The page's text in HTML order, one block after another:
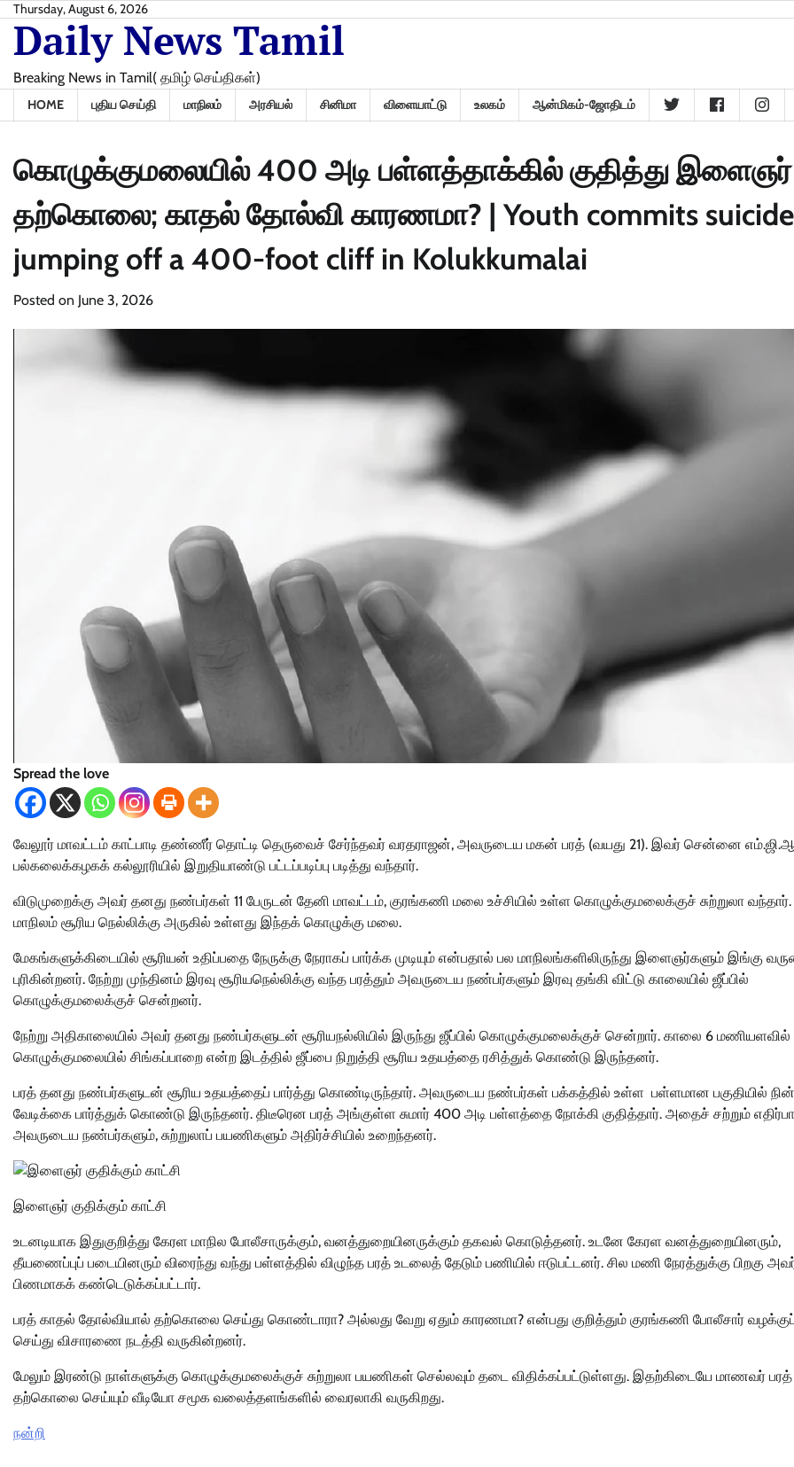
Skip
content
Thursday, August 6, 2026
Daily News Tamil
Breaking News in Tamil( தமிழ் செய்திகள்)
HOME புதிய செய்தி மாநிலம் அரசியல் சினிமா விளையாட்டு உலகம் ஆன்மிகம்-ஜோதிடம்
கொழுக்குமலையில் 400 அடி பள்ளத்தாக்கில் குதித்து இளைஞர்
தற்கொலை; காதல் தோல்வி காரணமா? | Youth commits
jumping off a 400-foot cliff in Kolukkumalai
Posted on June 3, 2026
Spread the love
வேலூர் மாவட்டம் காட்பாடி தண்ணீர் தொட்டி தெருவைச் சேர்ந்தவர் வரதராஜன், அவருடைய மகன் பரத் (வயது 21). இவர் சென்னை
பல்கலைக்கழகக் கல்லூரியில் இறுதியாண்டு பட்டப்படிப்பு படித்து வந்தார்.
விடுமுறைக்கு அவர் தனது நண்பர்கள் 11 பேருடன் தேனி மாவட்டம், குரங்கணி மலை உச்சியில் உள்ள கொழுக்குமலைக்குச் சுற்றுலா
மாநிலம் சூரிய நெல்லிக்கு அருகில் உள்ளது இந்தக் கொழுக்கு மலை.
மேகங்களுக்கிடையில் சூரியன் உதிப்பதை நேருக்கு நேராகப் பார்க்க முடியும் என்பதால் பல மாநிலங்களிலிருந்து இளைஞர்களும் இங்கு
புரிகின்றனர். நேற்று முந்தினம் இரவு சூரியநெல்லிக்கு வந்த பரத்தும் அவருடைய நண்பர்களும் இரவு தங்கி விட்டு காலையில் ஜீப்பில்
கொழுக்குமலைக்குச் சென்றனர்.
நேற்று அதிகாலையில் அவர் தனது நண்பர்களுடன் சூரியநல்லியில் இருந்து ஜீப்பில் கொழுக்குமலைக்குச் சென்றார். காலை 6 மணியளவில்
கொழுக்குமலையில் சிங்கப்பாறை என்ற இடத்தில் ஜீப்பை நிறுத்தி சூரிய உதயத்தை ரசித்துக் கொண்டு இருந்தனர்.
பரத் தனது நண்பர்களுடன் சூரிய உதயத்தைப் பார்த்து கொண்டிருந்தார். அவருடைய நண்பர்கள் பக்கத்தில் உள்ள பள்ளமான பகுதியில்
வேடிக்கை பார்த்துக் கொண்டு இருந்தனர். திடீரென பரத் அங்குள்ள சுமார் 400 அடி பள்ளத்தை நோக்கி குதித்தார். அதைச் சற்றும்
அவருடைய நண்பர்களும், சுற்றுலாப் பயணிகளும் அதிர்ச்சியில் உறைந்தனர்.
இளைஞர் குதிக்கும் காட்சி
உடனடியாக இதுகுறித்து கேரள மாநில போலீசாருக்கும், வனத்துறையினருக்கும் தகவல் கொடுத்தனர். உடனே கேரள வனத்துறையினரும்,
தீயணைப்புப் படையினரும் விரைந்து வந்து பள்ளத்தில் விழுந்த பரத் உடலைத் தேடும் பணியில் ஈடுபட்டனர். சில மணி நேரத்துக்கு பிறகு
பிணமாகக் கண்டெடுக்கப்பட்டார்.
பரத் காதல் தோல்வியால் தற்கொலை செய்து கொண்டாரா? அல்லது வேறு ஏதும் காரணமா? என்பது குறித்தும் குரங்கணி போலீசார்
செய்து விசாரணை நடத்தி வருகின்றனர்.
மேலும் இரண்டு நாள்களுக்கு கொழுக்குமலைக்குச் சுற்றுலா பயணிகள் செல்லவும் தடை விதிக்கப்பட்டுள்ளது. இதற்கிடையே மாணவர் பரத்
தற்கொலை செய்யும் வீடியோ சமூக வலைத்தளங்களில் வைரலாகி வருகிறது.
நன்றி